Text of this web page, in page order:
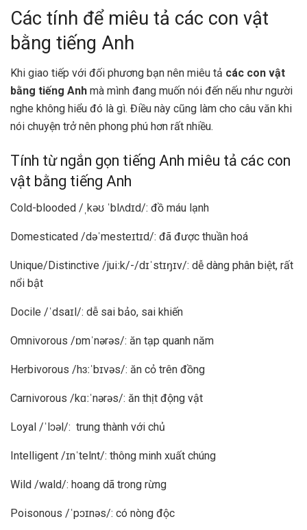
Các tính để miêu tả các con vật
bằng tiếng Anh
Khi giao tiếp với đối phương bạn nên miêu tả các con vật
bằng tiếng Anh mà mình đang muốn nói đến nếu như người
nghe không hiểu đó là gì. Điều này cũng làm cho câu văn khi
nói chuyện trở nên phong phú hơn rất nhiều.
Tính từ ngắn gọn tiếng Anh miêu tả các con
vật bằng tiếng Anh
Cold-blooded /ˌkəʊ ˈblʌdɪd/: đồ máu lạnh
Domesticated /dəˈmesteɪtɪd/: đã được thuần hoá
Unique/Distinctive /juiːk/-/dɪˈstɪŋɪv/: dễ dàng phân biệt, rất
nổi bật
Docile /ˈdsaɪl/: dễ sai bảo, sai khiến
Omnivorous /ɒmˈnərəs/: ăn tạp quanh năm
Herbivorous /hɜːˈbɪvəs/: ăn cỏ trên đồng
Carnivorous /kɑːˈnərəs/: ăn thịt động vật
Loyal /ˈlɔəl/: trung thành với chủ
Intelligent /ɪnˈtelnt/: thông minh xuất chúng
Wild /wald/: hoang dã trong rừng
Poisonous /ˈpɔɪnəs/: có nòng độc